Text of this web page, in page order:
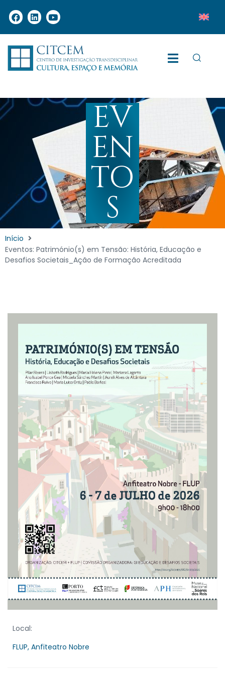
EV
EN
TO
S
Início
Eventos: Património(s) em Tensão: História, Educação e
Desafios Societais_Ação de Formação Acreditada
Local:
FLUP, Anfiteatro Nobre